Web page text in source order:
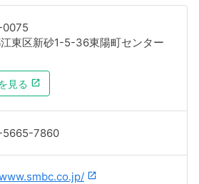
0075
東区新砂1-5-36東陽町センター
見る
7860